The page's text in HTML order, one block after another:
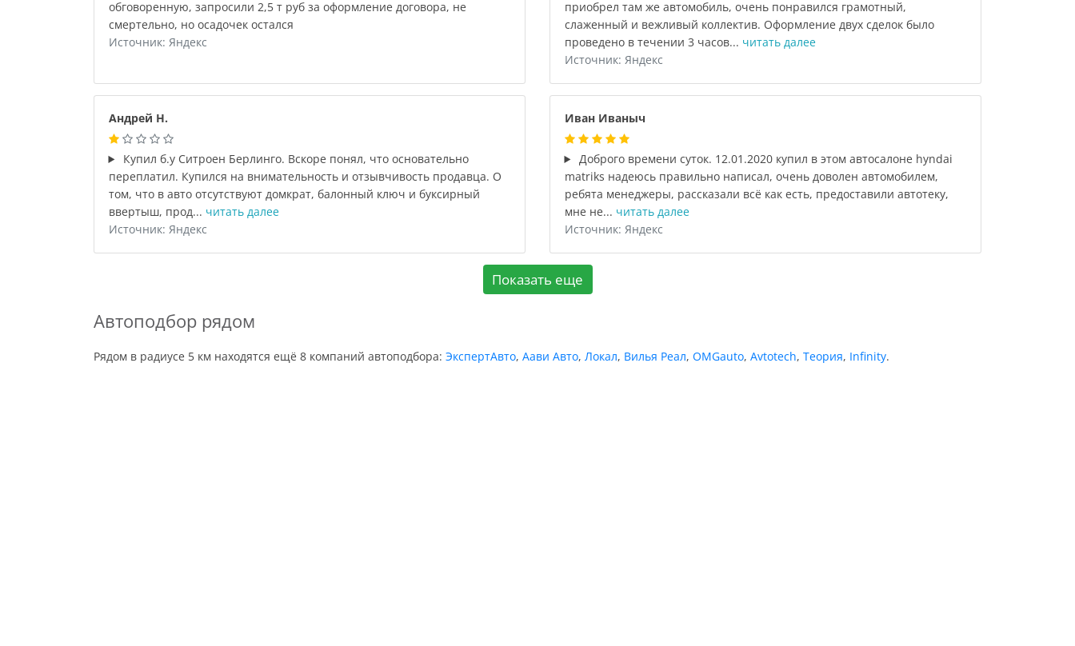
обговоренную, запросили 2,5 т руб за оформление договора, не
смертельно, но осадочек остался
Источник: Яндекс
приобрел там же автомобиль, очень понравился грамотный,
слаженный и вежливый коллектив. Оформление двух сделок было
проведено в течении 3 часов... читать далее
Источник: Яндекс
Андрей Н.
Купил б.у Ситроен Берлинго. Вскоре понял, что основательно
переплатил. Купился на внимательность и отзывчивость продавца. О
том, что в авто отсутствуют домкрат, балонный ключ и буксирный
ввертыш, прод... читать далее
Источник: Яндекс
Иван Иваныч
Доброго времени суток. 12.01.2020 купил в этом автосалоне hyndai
matriks надеюсь правильно написал, очень доволен автомобилем,
ребята менеджеры, рассказали всё как есть, предоставили автотеку,
мне не... читать далее
Источник: Яндекс
Показать еще
Автоподбор рядом
Рядом в радиусе 5 км находятся ещё 8 компаний автоподбора: ЭкспертАвто, Аави Авто, Локал, Вилья Реал, OMGauto, Avtotech, Теория, Infinity.